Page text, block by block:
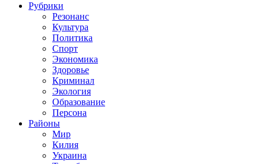
Рубрики
Резонанс
Культура
Политика
Спорт
Экономика
Здоровье
Криминал
Экология
Образование
Персона
Районы
Мир
Килия
Украина